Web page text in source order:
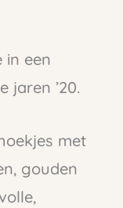
in een
jaren ’20.
met
gouden